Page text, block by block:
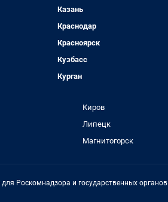
Казань
Краснодар
Красноярск
Кузбасс
Курган
Киров
Липецк
Магнитогорск
Роскомнадзора и государственных органов